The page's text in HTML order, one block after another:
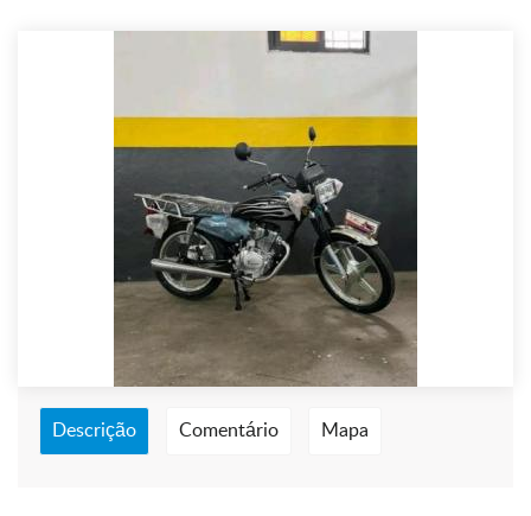
Descrição Comentário Mapa